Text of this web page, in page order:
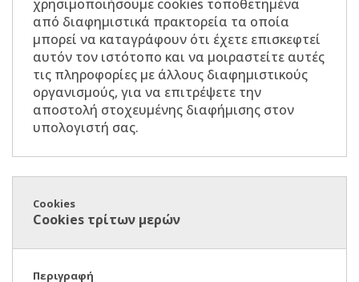
χρησιμοποιήσουμε cookies τοποθετημένα
από διαφημιστικά πρακτορεία τα οποία
μπορεί να καταγράφουν ότι έχετε επισκεφτεί
αυτόν τον ιστότοπο και να μοιραστείτε αυτές
τις πληροφορίες με άλλους διαφημιστικούς
οργανισμούς, για να επιτρέψετε την
αποστολή στοχευμένης διαφήμισης στον
υπολογιστή σας.
Cookies τρίτων μερών